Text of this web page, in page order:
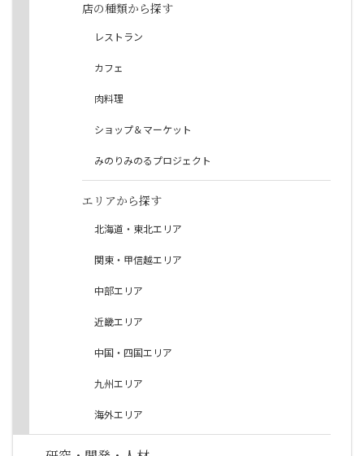
店の種類から探す
レストラン
カフェ
肉料理
ショップ＆マーケット
みのりみのるプロジェクト
エリアから探す
北海道・東北エリア
関東・甲信越エリア
中部エリア
近畿エリア
中国・四国エリア
九州エリア
海外エリア